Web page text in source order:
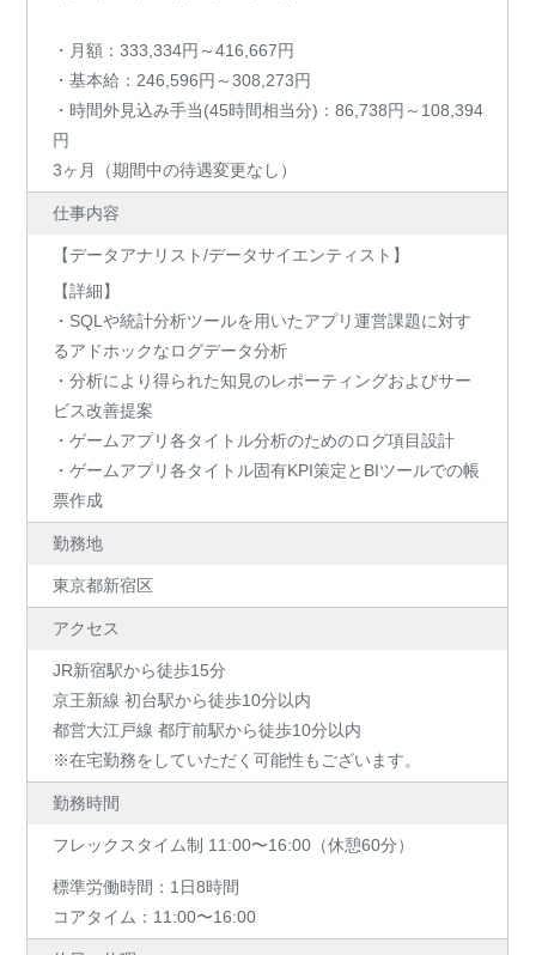
・月額：333,334円～416,667円
・基本給：246,596円～308,273円
・時間外見込み手当(45時間相当分)：86,738円～108,394
円
3ヶ月（期間中の待遇変更なし）
仕事内容
【データアナリスト/データサイエンティスト】
【詳細】
・SQLや統計分析ツールを用いたアプリ運営課題に対す
るアドホックなログデータ分析
・分析により得られた知見のレポーティングおよびサー
ビス改善提案
・ゲームアプリ各タイトル分析のためのログ項目設計
・ゲームアプリ各タイトル固有KPI策定とBIツールでの帳
票作成
勤務地
東京都新宿区
アクセス
JR新宿駅から徒歩15分
京王新線 初台駅から徒歩10分以内
都営大江戸線 都庁前駅から徒歩10分以内
※在宅勤務をしていただく可能性もございます。
勤務時間
フレックスタイム制 11:00〜16:00（休憩60分）
標準労働時間：1日8時間
コアタイム：11:00〜16:00